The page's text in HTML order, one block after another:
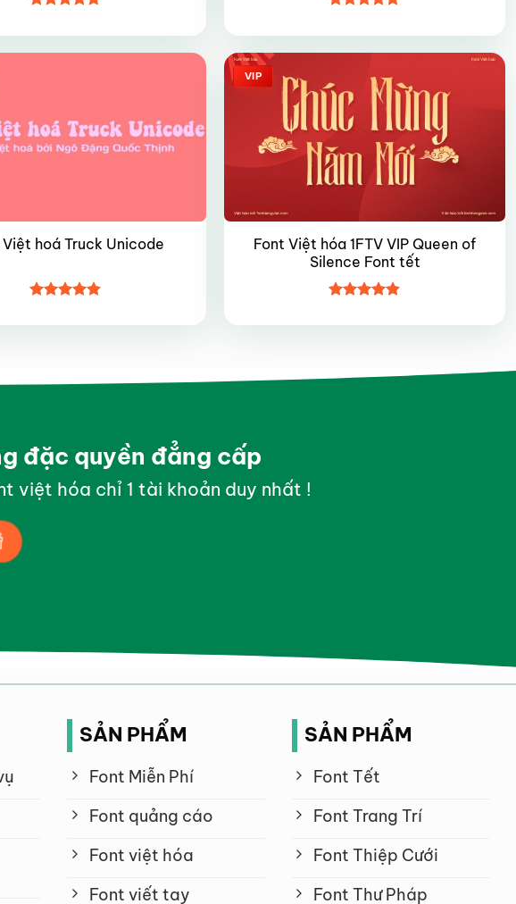
hạng4.75
hạng55
Việt hoá Truck Unicode
hạng4.85
VIP
Font Việt hóa 1FTV VIP Queen of
Silence Font tết
hạng4.85
đặc quyền đẳng cấp
việt hóa chỉ 1 tài khoản duy nhất !
SẢN PHẨM
Font Miễn Phí
Font quảng cáo
Font việt hóa
Font viết tay
SẢN PHẨM
Font Tết
Font Trang Trí
Font Thiệp Cưới
Font Thư Pháp